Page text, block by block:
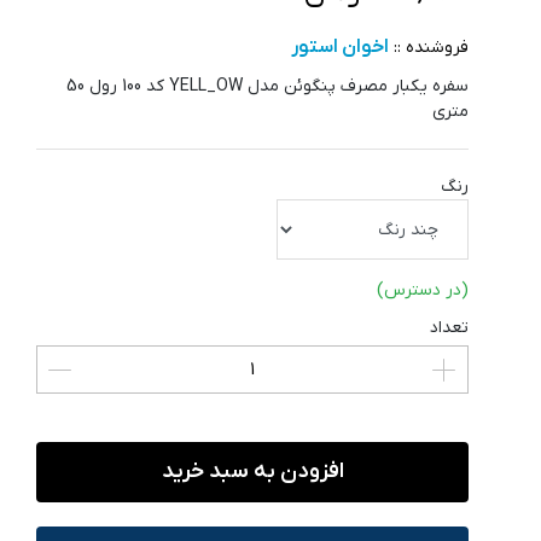
فروشنده :: اخوان استور
سفره یکبار مصرف پنگوئن مدل YELL_OW کد 100 رول 50
متری
رنگ
(در دسترس)
تعداد
افزودن به سبد خرید